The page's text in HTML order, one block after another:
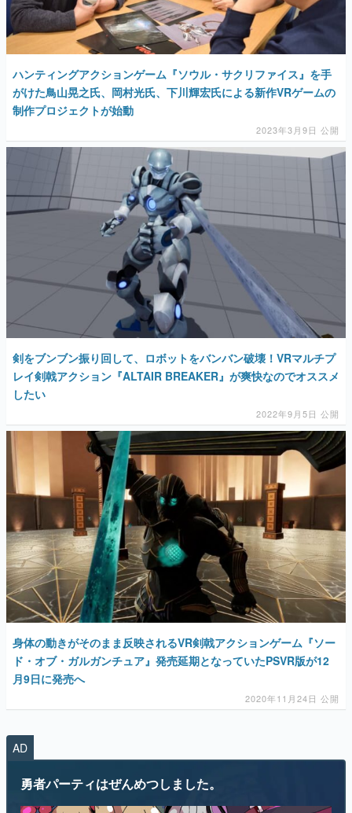
ハンティングアクションゲーム『ソウル・サクリファイス』を手
がけた鳥山晃之氏、岡村光氏、下川輝宏氏による新作VRゲームの
制作プロジェクトが始動
2023年3月9日 公開
剣をブンブン振り回して、ロボットをバンバン破壊！VRマルチプ
レイ剣戟アクション『ALTAIR BREAKER』が爽快なのでオススメ
したい
2022年9月5日 公開
身体の動きがそのまま反映されるVR剣戟アクションゲーム『ソー
ド・オブ・ガルガンチュア』発売延期となっていたPSVR版が12
月9日に発売へ
2020年11月24日 公開
AD
勇者パーティはぜんめつしました。